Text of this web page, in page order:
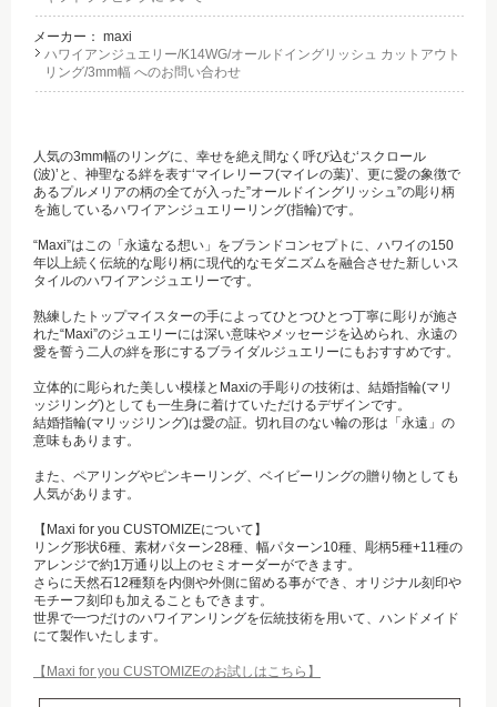
メーカー： maxi
ハワイアンジュエリー/K14WG/オールドイングリッシュ カットアウト
リング/3mm幅 へのお問い合わせ
人気の3mm幅のリングに、幸せを絶え間なく呼び込む‘スクロール
(波)’と、神聖なる絆を表す‘マイレリーフ(マイレの葉)’、更に愛の象徴で
あるプルメリアの柄の全てが入った”オールドイングリッシュ”の彫り柄
を施しているハワイアンジュエリーリング(指輪)です。
“Maxi”はこの「永遠なる想い」をブランドコンセプトに、ハワイの150
年以上続く伝統的な彫り柄に現代的なモダニズムを融合させた新しいス
タイルのハワイアンジュエリーです。
熟練したトップマイスターの手によってひとつひとつ丁寧に彫りが施さ
れた“Maxi”のジュエリーには深い意味やメッセージを込められ、永遠の
愛を誓う二人の絆を形にするブライダルジュエリーにもおすすめです。
立体的に彫られた美しい模様とMaxiの手彫りの技術は、結婚指輪(マリ
ッジリング)としても一生身に着けていただけるデザインです。
結婚指輪(マリッジリング)は愛の証。切れ目のない輪の形は「永遠」の
意味もあります。
また、ペアリングやピンキーリング、ベイビーリングの贈り物としても
人気があります。
【Maxi for you CUSTOMIZEについて】
リング形状6種、素材パターン28種、幅パターン10種、彫柄5種+11種の
アレンジで約1万通り以上のセミオーダーができます。
さらに天然石12種類を内側や外側に留める事ができ、オリジナル刻印や
モチーフ刻印も加えることもできます。
世界で一つだけのハワイアンリングを伝統技術を用いて、ハンドメイド
にて製作いたします。
【Maxi for you CUSTOMIZEのお試しはこちら】